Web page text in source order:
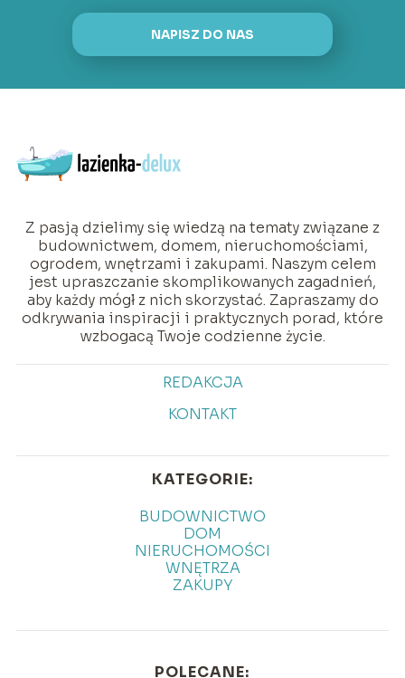
NAPISZ DO NAS
Z pasją dzielimy się wiedzą na tematy związane z
budownictwem, domem, nieruchomościami,
ogrodem, wnętrzami i zakupami. Naszym celem
jest upraszczanie skomplikowanych zagadnień,
aby każdy mógł z nich skorzystać. Zapraszamy do
odkrywania inspiracji i praktycznych porad, które
wzbogacą Twoje codzienne życie.
REDAKCJA
KONTAKT
KATEGORIE:
BUDOWNICTWO
DOM
NIERUCHOMOŚCI
WNĘTRZA
ZAKUPY
POLECANE: